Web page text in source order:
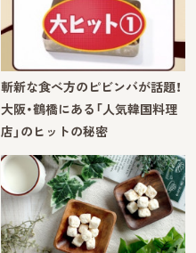
斬新な食べ方のピビンバが話題！
大阪・鶴橋にある「人気韓国料理
店」のヒットの秘密